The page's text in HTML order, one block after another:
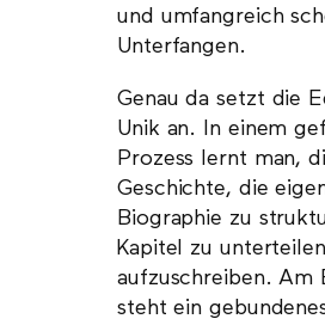
und umfangreich
Unterfangen.
Genau da setzt die
Unik an. In einem
Prozess lernt man,
Geschichte, die
Biographie zu
Kapitel zu
aufzuschreiben. Am
steht ein